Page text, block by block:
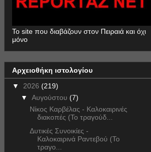
To site που διαβάζουν στον Πειραιά και όχι
μόνο
Αρχειοθήκη ιστολογίου
▼ 2026 (219)
▼ Αυγούστου (7)
Νίκος Καρβέλας - Καλοκαιρινές
διακοπές (Το τραγούδ...
Δυτικές Συνοικίες -
Καλοκαιρινά Ραντεβού (Το
τραγο...